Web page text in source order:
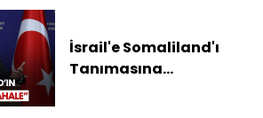
İsrail'e Somaliland'ı
Tanımasına